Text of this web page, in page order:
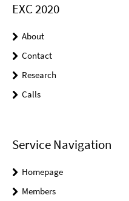
EXC 2020
About
Contact
Research
Calls
Service Navigation
Homepage
Members